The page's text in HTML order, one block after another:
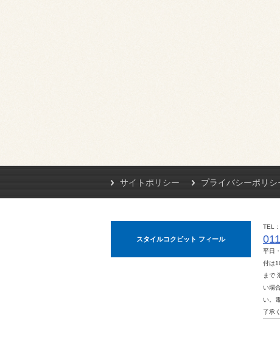
サイトポリシー プライバシーポリシ
スタイルコクピット フィール
TEL
平日
付は
まで
い場
い。
了承